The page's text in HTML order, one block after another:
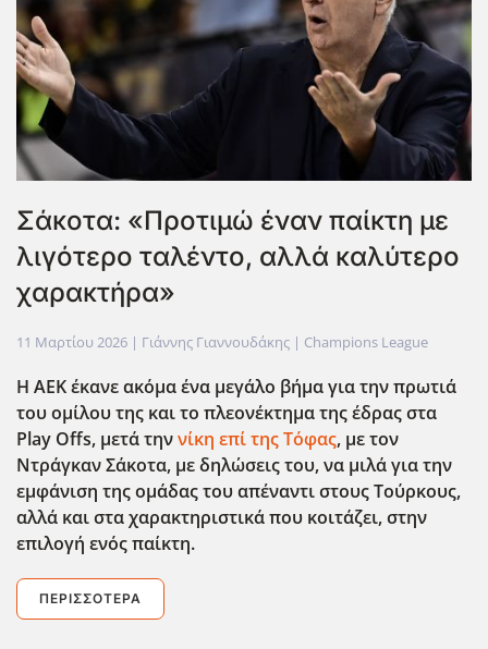
Σάκοτα: «Προτιμώ έναν παίκτη με
λιγότερο ταλέντο, αλλά καλύτερο
χαρακτήρα»
11 Μαρτίου 2026 | Γιάννης Γιαννουδάκης | Champions League
Η ΑΕΚ έκανε ακόμα ένα μεγάλο βήμα για την πρωτιά
του ομίλου της και το πλεονέκτημα της έδρας στα
Play Offs, μετά τηννίκη επί της Τόφας, με τον
Ντράγκαν Σάκοτα, με δηλώσεις του, να μιλά για την
εμφάνιση της ομάδας του απέναντι στους Τούρκους,
αλλά και στα χαρακτηριστικά που κοιτάζει, στην
επιλογή ενός παίκτη.
ΠΕΡΙΣΣΌΤΕΡΑ